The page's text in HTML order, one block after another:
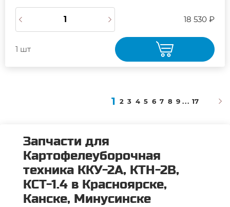
18 530 ₽
1 шт
1 2 3 4 5 6 7 8 9 ... 17
Запчасти для
Картофелеуборочная
техника ККУ-2А, КТН-2В,
КСТ-1.4 в Красноярске,
Канске, Минусинске